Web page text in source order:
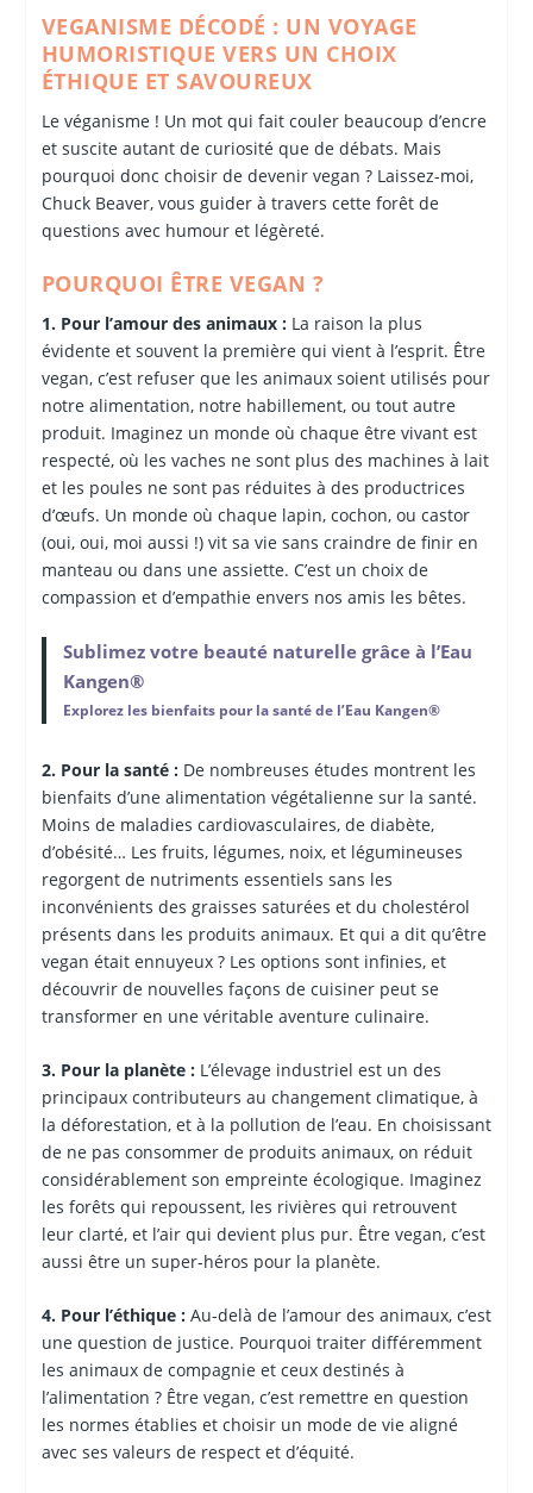
VEGANISME DÉCODÉ : UN VOYAGE
HUMORISTIQUE VERS UN CHOIX
ÉTHIQUE ET SAVOUREUX
Le véganisme ! Un mot qui fait couler beaucoup d’encre
et suscite autant de curiosité que de débats. Mais
pourquoi donc choisir de devenir vegan ? Laissez-moi,
Chuck Beaver, vous guider à travers cette forêt de
questions avec humour et légèreté.
POURQUOI ÊTRE VEGAN ?
1. Pour l’amour des animaux :La raison la plus
évidente et souvent la première qui vient à l’esprit. Être
vegan, c’est refuser que les animaux soient utilisés pour
notre alimentation, notre habillement, ou tout autre
produit. Imaginez un monde où chaque être vivant est
respecté, où les vaches ne sont plus des machines à lait
et les poules ne sont pas réduites à des productrices
d’œufs. Un monde où chaque lapin, cochon, ou castor
(oui, oui, moi aussi !) vit sa vie sans craindre de finir en
manteau ou dans une assiette. C’est un choix de
compassion et d’empathie envers nos amis les bêtes.
Sublimez votre beauté naturelle grâce à l’Eau
Kangen®
Explorez les bienfaits pour la santé de l’Eau Kangen®
2. Pour la santé :De nombreuses études montrent les
bienfaits d’une alimentation végétalienne sur la santé.
Moins de maladies cardiovasculaires, de diabète,
d’obésité… Les fruits, légumes, noix, et légumineuses
regorgent de nutriments essentiels sans les
inconvénients des graisses saturées et du cholestérol
présents dans les produits animaux. Et qui a dit qu’être
vegan était ennuyeux ? Les options sont infinies, et
découvrir de nouvelles façons de cuisiner peut se
transformer en une véritable aventure culinaire.
3. Pour la planète :L’élevage industriel est un des
principaux contributeurs au changement climatique, à
la déforestation, et à la pollution de l’eau. En choisissant
de ne pas consommer de produits animaux, on réduit
considérablement son empreinte écologique. Imaginez
les forêts qui repoussent, les rivières qui retrouvent
leur clarté, et l’air qui devient plus pur. Être vegan, c’est
aussi être un super-héros pour la planète.
4. Pour l’éthique :Au-delà de l’amour des animaux, c’est
une question de justice. Pourquoi traiter différemment
les animaux de compagnie et ceux destinés à
l’alimentation ? Être vegan, c’est remettre en question
les normes établies et choisir un mode de vie aligné
avec ses valeurs de respect et d’équité.